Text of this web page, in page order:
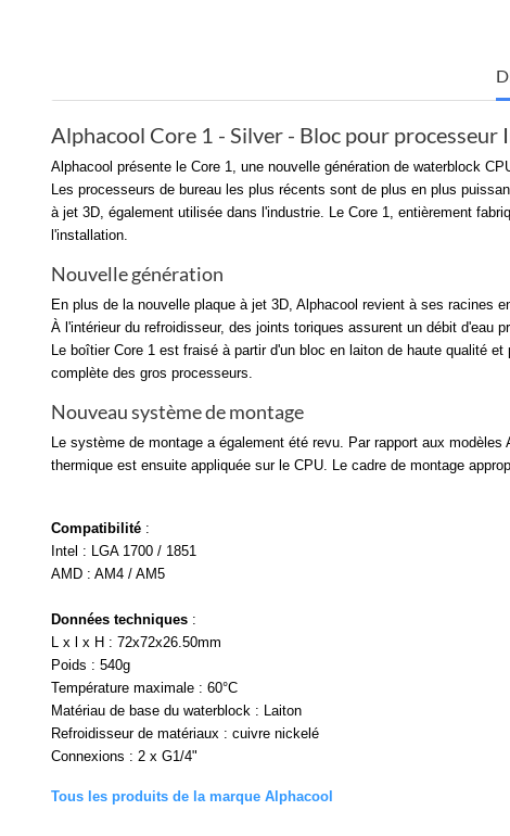
Alphacool Core 1 - Silver - Bloc pour processeur
Alphacool présente le Core 1, une nouvelle génération de waterblock
Les processeurs de bureau les plus récents sont de plus en plus
à jet 3D, également utilisée dans l'industrie. Le Core 1, entièrement
l'installation.
Nouvelle génération
En plus de la nouvelle plaque à jet 3D, Alphacool revient à ses racines
À l'intérieur du refroidisseur, des joints toriques assurent un débit d'eau
Le boîtier Core 1 est fraisé à partir d'un bloc en laiton de haute qualité
complète des gros processeurs.
Nouveau système de montage
Le système de montage a également été revu. Par rapport aux
thermique est ensuite appliquée sur le CPU. Le cadre de montage
Compatibilité :
Intel : LGA 1700 / 1851
AMD : AM4 / AM5
Données techniques :
L x l x H : 72x72x26.50mm
Poids : 540g
Température maximale : 60°C
Matériau de base du waterblock : Laiton
Refroidisseur de matériaux : cuivre nickelé
Connexions : 2 x G1/4"
Tous les produits de la marque Alphacool